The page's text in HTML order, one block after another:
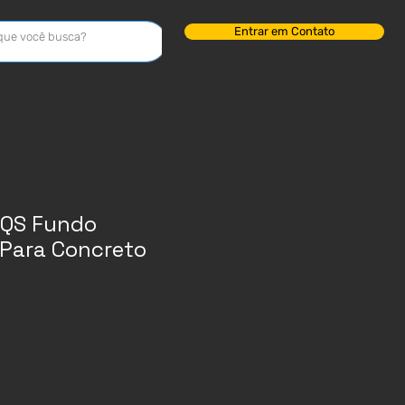
Entrar em Contato
Fundo
Concreto